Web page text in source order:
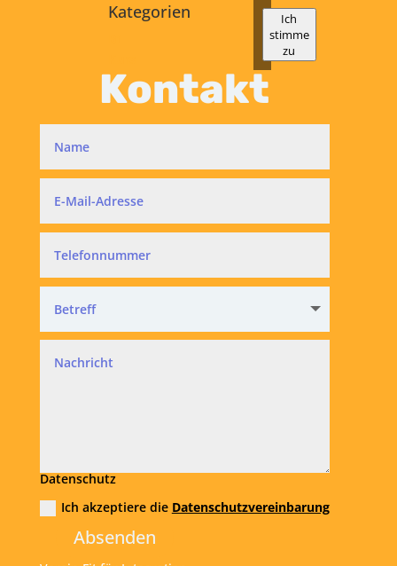
Kategorien
Ich
stimme
zu
Kontakt
Datenschutz
Ich akzeptiere die Datenschutzvereinbarung
Absenden